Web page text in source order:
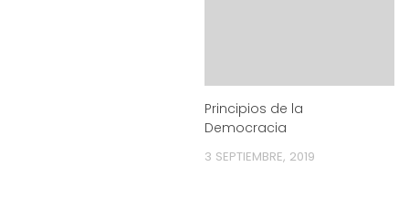
Principios de la
Democracia
3 SEPTIEMBRE, 2019